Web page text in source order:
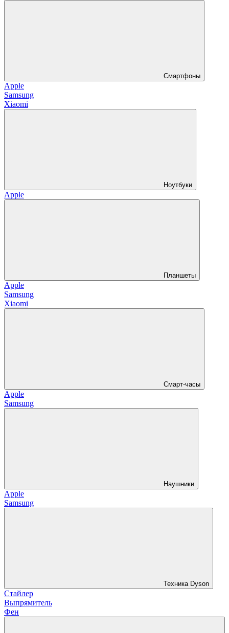
Смартфоны
Apple
Samsung
Xiaomi
Ноутбуки
Apple
Планшеты
Apple
Samsung
Xiaomi
Смарт-часы
Apple
Samsung
Наушники
Apple
Samsung
Техника Dyson
Стайлер
Выпрямитель
Фен